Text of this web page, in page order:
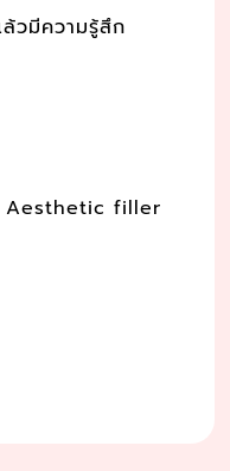
วมีความรู้สึก
Aesthetic filler